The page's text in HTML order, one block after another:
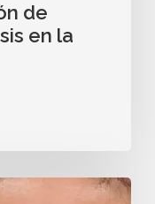
de
en la